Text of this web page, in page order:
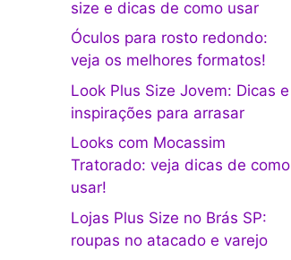
size e dicas de como usar
Óculos para rosto redondo:
veja os melhores formatos!
Look Plus Size Jovem: Dicas e
inspirações para arrasar
Looks com Mocassim
Tratorado: veja dicas de como
usar!
Lojas Plus Size no Brás SP:
roupas no atacado e varejo